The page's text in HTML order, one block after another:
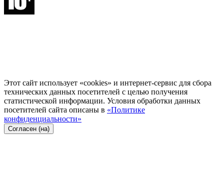
Этот сайт использует «cookies» и интернет-сервис для сбора
технических данных посетителей с целью получения
статистической информации. Условия обработки данных
посетителей сайта описаны в «Политике
конфиденциальности»
Согласен (на)